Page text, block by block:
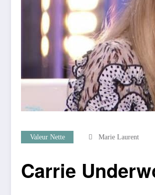
Valeur Nette Marie Laurent
Carrie